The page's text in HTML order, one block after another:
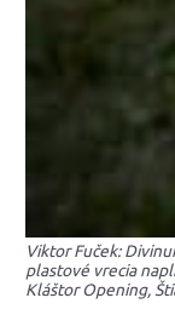
Viktor Fuček:
plastové vrecia
Kláštor Opening,